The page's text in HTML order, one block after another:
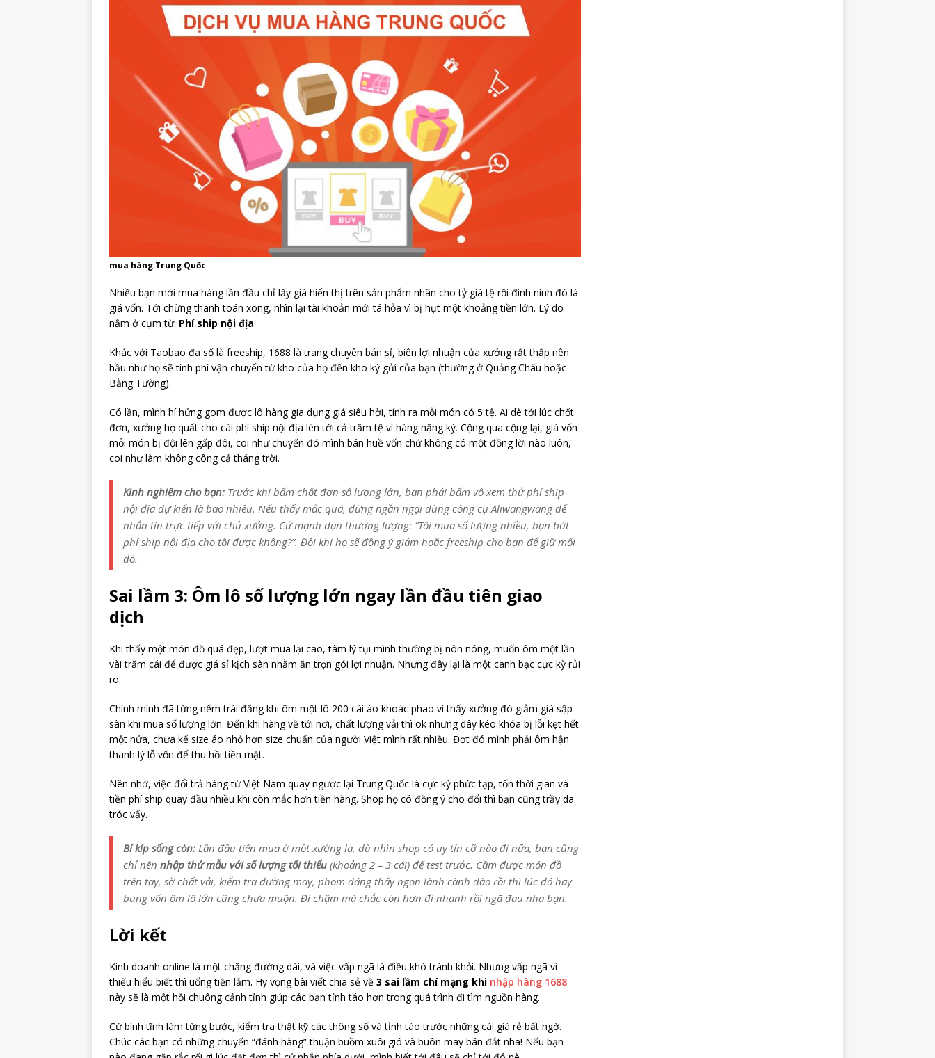
mua hàng Trung Quốc
Nhiều bạn mới mua hàng lần đầu chỉ lấy giá hiển thị trên sản phẩm nhân cho tỷ giá tệ rồi đinh ninh đó là
giá vốn. Tới chừng thanh toán xong, nhìn lại tài khoản mới tá hỏa vì bị hụt một khoảng tiền lớn. Lý do
nằm ở cụm từ: Phí ship nội địa.
Khác với Taobao đa số là freeship, 1688 là trang chuyên bán sỉ, biên lợi nhuận của xưởng rất thấp nên
hầu như họ sẽ tính phí vận chuyển từ kho của họ đến kho ký gửi của bạn (thường ở Quảng Châu hoặc
Bằng Tường).
Có lần, mình hí hửng gom được lô hàng gia dụng giá siêu hời, tính ra mỗi món có 5 tệ. Ai dè tới lúc chốt
đơn, xưởng họ quất cho cái phí ship nội địa lên tới cả trăm tệ vì hàng nặng ký. Cộng qua cộng lại, giá vốn
mỗi món bị đội lên gấp đôi, coi như chuyến đó mình bán huề vốn chứ không có một đồng lời nào luôn,
coi như làm không công cả tháng trời.
Kinh nghiệm cho bạn: Trước khi bấm chốt đơn số lượng lớn, bạn phải bấm vô xem thử phí ship
nội địa dự kiến là bao nhiêu. Nếu thấy mắc quá, đừng ngần ngại dùng công cụ Aliwangwang để
nhắn tin trực tiếp với chủ xưởng. Cứ mạnh dạn thương lượng: “Tôi mua số lượng nhiều, bạn bớt
phí ship nội địa cho tôi được không?”. Đôi khi họ sẽ đồng ý giảm hoặc freeship cho bạn để giữ mối
đó.
Sai lầm 3: Ôm lô số lượng lớn ngay lần đầu tiên giao
dịch
Khi thấy một món đồ quá đẹp, lượt mua lại cao, tâm lý tụi mình thường bị nôn nóng, muốn ôm một lần
vài trăm cái để được giá sỉ kịch sàn nhằm ăn trọn gói lợi nhuận. Nhưng đây lại là một canh bạc cực kỳ rủi
ro.
Chính mình đã từng nếm trái đắng khi ôm một lô 200 cái áo khoác phao vì thấy xưởng đó giảm giá sập
sàn khi mua số lượng lớn. Đến khi hàng về tới nơi, chất lượng vải thì ok nhưng dây kéo khóa bị lỗi kẹt hết
một nửa, chưa kể size áo nhỏ hơn size chuẩn của người Việt mình rất nhiều. Đợt đó mình phải ôm hận
thanh lý lỗ vốn để thu hồi tiền mặt.
Nên nhớ, việc đổi trả hàng từ Việt Nam quay ngược lại Trung Quốc là cực kỳ phức tạp, tốn thời gian và
tiền phí ship quay đầu nhiều khi còn mắc hơn tiền hàng. Shop họ có đồng ý cho đổi thì bạn cũng trầy da
tróc vẩy.
Bí kíp sống còn: Lần đầu tiên mua ở một xưởng lạ, dù nhìn shop có uy tín cỡ nào đi nữa, bạn cũng
chỉ nên nhập thử mẫu với số lượng tối thiểu (khoảng 2 – 3 cái) để test trước. Cầm được món đồ
trên tay, sờ chất vải, kiểm tra đường may, phom dáng thấy ngon lành cành đào rồi thì lúc đó hãy
bung vốn ôm lô lớn cũng chưa muộn. Đi chậm mà chắc còn hơn đi nhanh rồi ngã đau nha bạn.
Lời kết
Kinh doanh online là một chặng đường dài, và việc vấp ngã là điều khó tránh khỏi. Nhưng vấp ngã vì
thiếu hiểu biết thì uổng tiền lắm. Hy vọng bài viết chia sẻ về 3 sai lầm chí mạng khi nhập hàng 1688
này sẽ là một hồi chuông cảnh tỉnh giúp các bạn tỉnh táo hơn trong quá trình đi tìm nguồn hàng.
Cứ bình tĩnh làm từng bước, kiểm tra thật kỹ các thông số và tỉnh táo trước những cái giá rẻ bất ngờ.
Chúc các bạn có những chuyến “đánh hàng” thuận buồm xuôi gió và buôn may bán đắt nha! Nếu bạn